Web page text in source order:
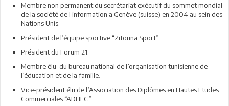
Membre non permanent du secrétariat exécutif du sommet mondial
de la société de l information a Genève (suisse) en 2004 au sein des
Nations Unis.
Président de l’équipe sportive “Zitouna Sport”.
Président du Forum 21.
Membre élu du bureau national de l’organisation tunisienne de
l’éducation et de la famille.
Vice-président élu de l’Association des Diplômes en Hautes Etudes
Commerciales “ADHEC”.